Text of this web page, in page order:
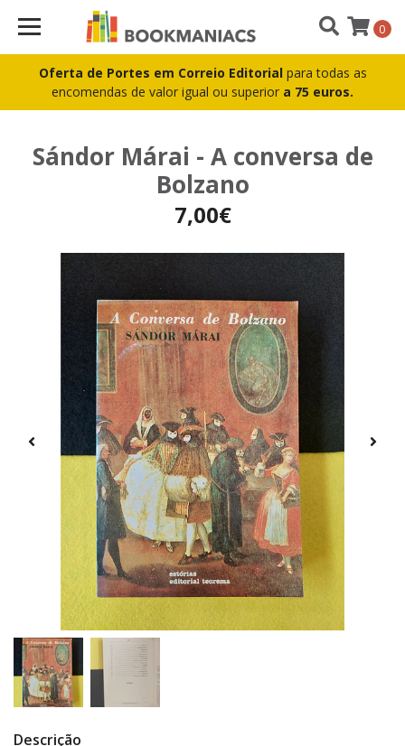
Oferta de Portes em Correio Editorial para todas as
encomendas de valor igual ou superior a 75 euros.
0
Sándor Márai - A conversa de
Bolzano
7,00€
Descrição